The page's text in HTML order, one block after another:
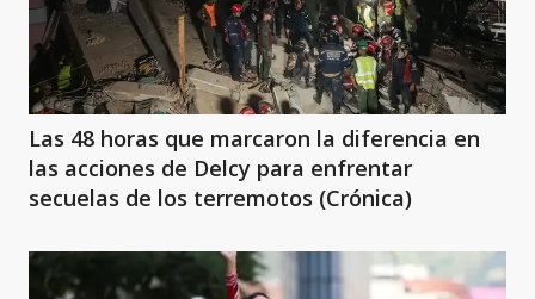
Las 48 horas que marcaron la diferencia en
las acciones de Delcy para enfrentar
secuelas de los terremotos (Crónica)